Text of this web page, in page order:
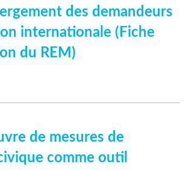
des demandeurs
internationale (Fiche
du REM)
de mesures de
comme outil